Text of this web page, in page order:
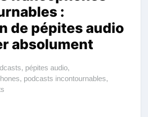
:
de pépites audio
absolument
, pépites audio,
, podcasts incontournables,